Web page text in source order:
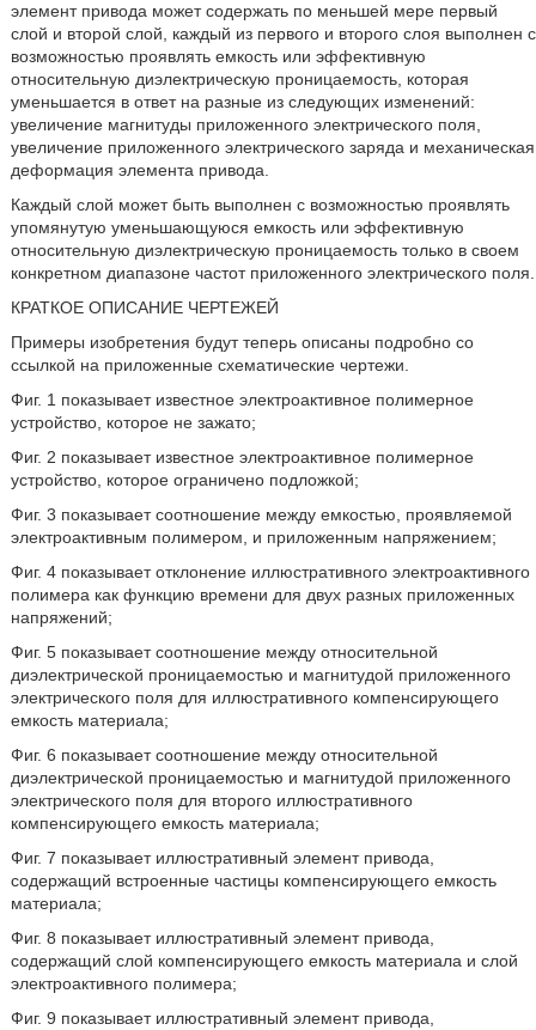
элемент привода может содержать по меньшей мере первый
слой и второй слой, каждый из первого и второго слоя выполнен с
возможностью проявлять емкость или эффективную
относительную диэлектрическую проницаемость, которая
уменьшается в ответ на разные из следующих изменений:
увеличение магнитуды приложенного электрического поля,
увеличение приложенного электрического заряда и механическая
деформация элемента привода.
Каждый слой может быть выполнен с возможностью проявлять
упомянутую уменьшающуюся емкость или эффективную
относительную диэлектрическую проницаемость только в своем
конкретном диапазоне частот приложенного электрического поля.
КРАТКОЕ ОПИСАНИЕ ЧЕРТЕЖЕЙ
Примеры изобретения будут теперь описаны подробно со
ссылкой на приложенные схематические чертежи.
Фиг. 1 показывает известное электроактивное полимерное
устройство, которое не зажато;
Фиг. 2 показывает известное электроактивное полимерное
устройство, которое ограничено подложкой;
Фиг. 3 показывает соотношение между емкостью, проявляемой
электроактивным полимером, и приложенным напряжением;
Фиг. 4 показывает отклонение иллюстративного электроактивного
полимера как функцию времени для двух разных приложенных
напряжений;
Фиг. 5 показывает соотношение между относительной
диэлектрической проницаемостью и магнитудой приложенного
электрического поля для иллюстративного компенсирующего
емкость материала;
Фиг. 6 показывает соотношение между относительной
диэлектрической проницаемостью и магнитудой приложенного
электрического поля для второго иллюстративного
компенсирующего емкость материала;
Фиг. 7 показывает иллюстративный элемент привода,
содержащий встроенные частицы компенсирующего емкость
материала;
Фиг. 8 показывает иллюстративный элемент привода,
содержащий слой компенсирующего емкость материала и слой
электроактивного полимера;
Фиг. 9 показывает иллюстративный элемент привода,